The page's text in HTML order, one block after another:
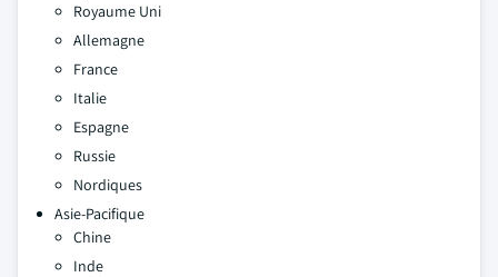
Royaume Uni
Allemagne
France
Italie
Espagne
Russie
Nordiques
Asie-Pacifique
Chine
Inde